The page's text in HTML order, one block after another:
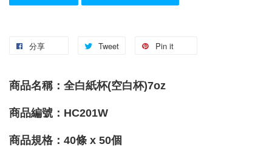
分享 Tweet Pin it
商品名稱：全白紙杯(空白杯)7oz
商品編號：HC201W
商品規格：40條 x 50個